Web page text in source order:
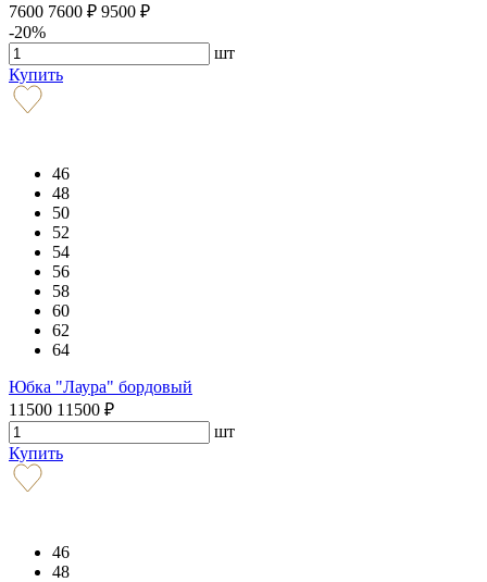
7600 7600 ₽ 9500 ₽
-20%
шт
Купить
46
48
50
52
54
56
58
60
62
64
Юбка "Лаура" бордовый
11500 11500 ₽
шт
Купить
46
48